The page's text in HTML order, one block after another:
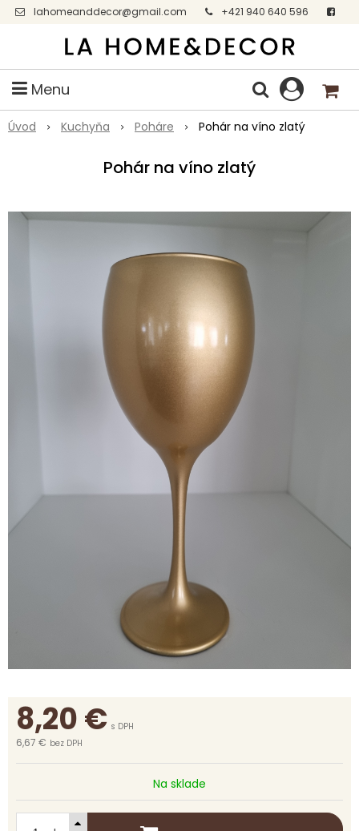
lahomeanddecor@gmail.com
+421 940 640 596
Facebook
Menu
Úvod Kuchyňa Poháre Pohár na víno zlatý
Pohár na víno zlatý
8,20€ s DPH
6,67 € bez DPH
Na sklade